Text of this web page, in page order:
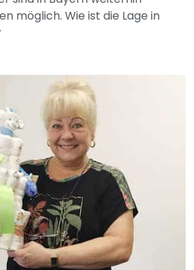
möglich. Wie ist die Lage in